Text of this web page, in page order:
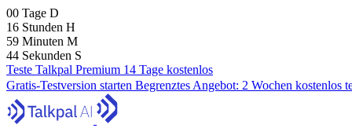
00 Tage D
16 Stunden H
59 Minuten M
43 Sekunden S
Teste Talkpal Premium 14 Tage kostenlos
Gratis-Testversion starten Begrenztes Angebot: 2 Wochen kostenlos